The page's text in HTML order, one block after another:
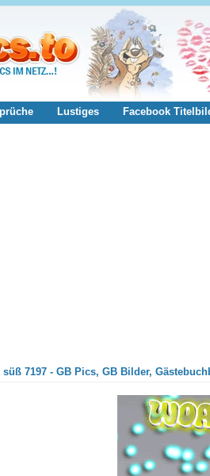
Lustiges Facebook
süß 7197 - GB Pics, GB Bilder,